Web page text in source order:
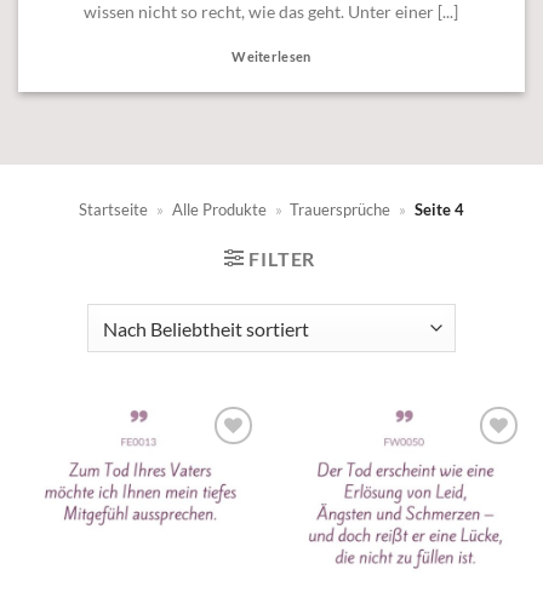
wissen nicht so recht, wie das geht. Unter einer [...]
Weiterlesen
Startseite » Alle Produkte » Trauersprüche » Seite 4
FILTER